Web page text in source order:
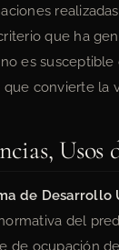
que ha
es
convierte la
Usos
de Desarrollo
del
de ocupación